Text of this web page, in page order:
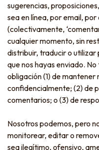
sugerencias,
sea en línea, por email,
(colectivamente,
cualquier momento, sin
distribuir, traducir o
que nos hayas enviado.
obligación (1) de mantener
confidencialmente; (2) de
comentarios; o (3) de
Nosotros podemos, pero
monitorear, editar o
sea ilegítimo, ofensivo,